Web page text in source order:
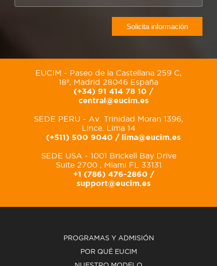
EUCIM - Paseo de la Castellana 259 C,
18º, Madrid 28046 España
(+34) 91 414 78 10 /
central@eucim.es
SEDE PERU - Av. Trinidad Moran 1396,
Lince. Lima 14
(+511) 500 9040 / lima@eucim.es
SEDE USA - 1001 Brickell Bay Drive
Suite 2700 , Miami FL 33131
+1 (786) 476-2860 /
support@eucim.es
PROGRAMAS Y ADMISIÓN
POR QUÉ EUCIM